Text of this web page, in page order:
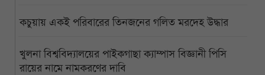
কচুয়ায় একই পরিবারের তিনজনের গলিত মরদেহ উদ্ধার
খুলনা বিশ্ববিদ্যালয়ের পাইকগাছা ক্যাম্পাস বিজ্ঞানী পিসি
রায়ের নামে নামকরণের দাবি